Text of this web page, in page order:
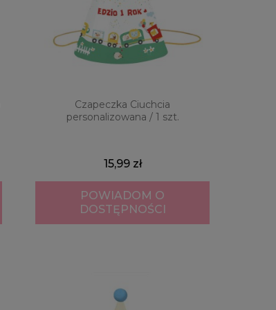
Czapeczka Ciuchcia
personalizowana / 1 szt.
15,99 zł
POWIADOM O
DOSTĘPNOŚCI